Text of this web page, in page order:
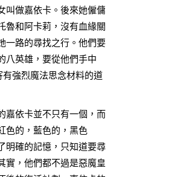
叫做嘉依卡。後來她僱傭
魯和阿卡莉，沒有血緣關
一路的尋找之行。他們要
八英雄，要從他們手中
有強烈魔法思念材料的道
嘉依卡並不只有一個，而
色的，藍色的，黑色
確的記憶，只知道要尋
實，他們都不過是惡魔皇